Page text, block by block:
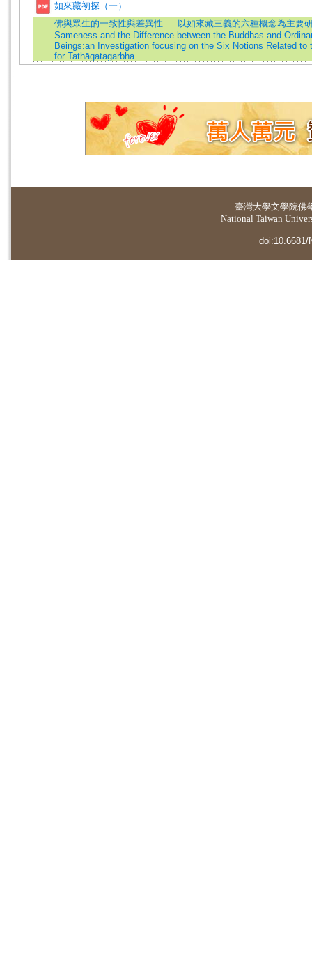
如來藏初探（一）
佛與眾生的一致性與差異性 — 以如來藏三義的六種概念為主要
Sameness and the Difference between the Buddhas and
Beings:an Investigation focusing on the Six Notions Related to
for Tathāgatagarbha.
臺灣大學文學院佛
National Taiwan
doi:10.6681/